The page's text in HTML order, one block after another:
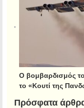
Ο βομβαρδισμός
το «Κουτί της
Πρόσφατα